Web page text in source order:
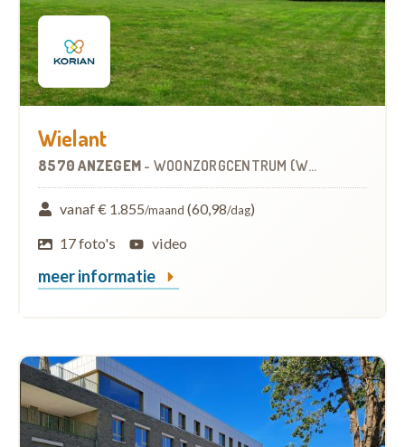
Wielant
8570 ANZEGEM - WOONZORGCENTRUM (WZC)
vanaf € 1.855/maand (60,98/dag)
17 foto's
video
meer informatie